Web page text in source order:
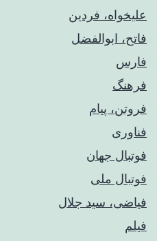
علیخواه، فردین
فاتح، ابوالفضل
فارس
فرهنگ
فروتن، پیام
فناوری
فوتبال جهان
فوتبال ملی
فیاضی، سید جلال
فیلم